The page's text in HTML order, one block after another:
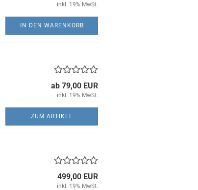
inkl. 19% MwSt.
IN DEN WARENKORB
ab 79,00 EUR
inkl. 19% MwSt.
ZUM ARTIKEL
499,00 EUR
inkl. 19% MwSt.